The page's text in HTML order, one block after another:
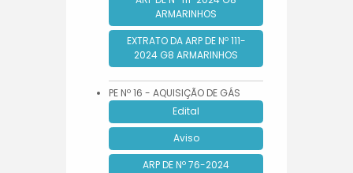
ARMARINHOS
EXTRATO DA ARP DE Nº 111-
2024 G8 ARMARINHOS
PE Nº 16 - AQUISIÇÃO DE GÁS
Edital
Aviso
ARP DE Nº 76-2024